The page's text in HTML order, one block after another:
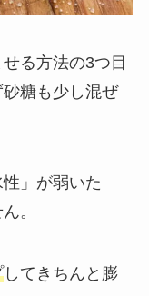
る方法の3つ目
糖も少し混ぜ
」が弱いた
。
してきちんと膨